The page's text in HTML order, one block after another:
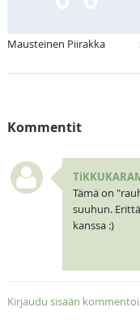
Mausteinen Piirakka
Kommentit
Tämä on
suuhun.
kanssa :)
Kirjaudu sisään